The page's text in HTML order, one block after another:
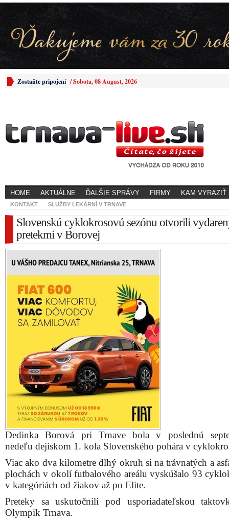
Zostaňte pripojení /Sobota, 08 August, 2026
HOME AKTUÁLNE ĎALŠIE SPRÁVY FIRMY KAM VYRAZIŤ
KONTAKT SLUŽBY LEKÁRNÍ V TRNAVE
Slovenskú cyklokrosovú sezónu otvorili
pretekmi v Borovej
Dedinka Borová pri Trnave bola v poslednú
nedeľu dejiskom 1. kola Slovenského pohára v
Viac ako dva kilometre dlhý okruh si na trávnatých a
plochách v okolí futbalového areálu vyskúšalo 93
v kategóriách od žiakov až po Elite.
Preteky sa uskutočnili pod usporiadateľskou
Olympik Trnava.